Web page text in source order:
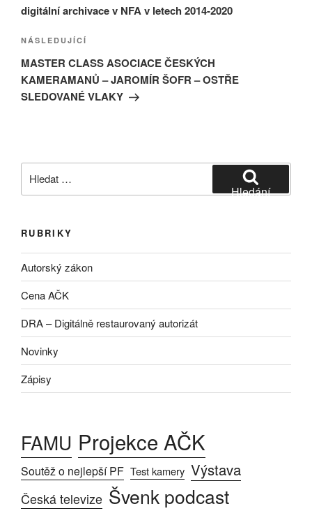
digitální archivace v NFA v letech 2014-2020
Následující
příspěvek
NÁSLEDUJÍCÍ
MASTER CLASS ASOCIACE ČESKÝCH
KAMERAMANŮ – JAROMÍR ŠOFR – OSTŘE
SLEDOVANÉ VLAKY
Hledání
RUBRIKY
Autorský zákon
Cena AČK
DRA – Digitálně restaurovaný autorizát
Novinky
Zápisy
FAMU Projekce AČK
Soutěž o nejlepší PF Test kamery Výstava
Česká televize Švenk podcast